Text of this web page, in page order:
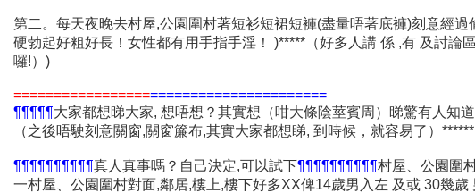
第二。每天夜晚去村屋,公園圍村著短衫短裙短褲(盡量唔著底褲)刻意經
硬勃起好粗好長！女性都有用手指手淫！ )*****（好多人講 係 ,有 及討
囉!）)
=======================================
¶¶¶¶¶大家都想睇大家, 想唔想？其實想（咁大條陰莖賓周）睇驚有人知
（之後唔駛刻意關窗,關窗簾布,其實大家都想睇, 到時候，就容易了）******
¶¶¶¶¶¶¶¶¶¶真人真事嗎？自己決定,可以試下¶¶¶¶¶¶¶¶¶¶村屋、公園圍
一村屋、公園圍村對面,鄰居,樓上,樓下好多XX俾14歲男入左 及或 30幾